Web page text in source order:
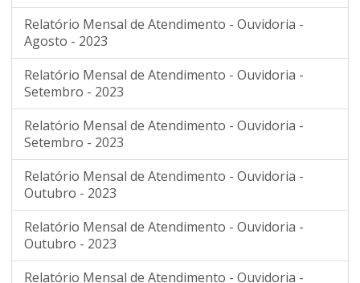
Relatório Mensal de Atendimento - Ouvidoria -
Agosto - 2023
Relatório Mensal de Atendimento - Ouvidoria -
Setembro - 2023
Relatório Mensal de Atendimento - Ouvidoria -
Setembro - 2023
Relatório Mensal de Atendimento - Ouvidoria -
Outubro - 2023
Relatório Mensal de Atendimento - Ouvidoria -
Outubro - 2023
Relatório Mensal de Atendimento - Ouvidoria -